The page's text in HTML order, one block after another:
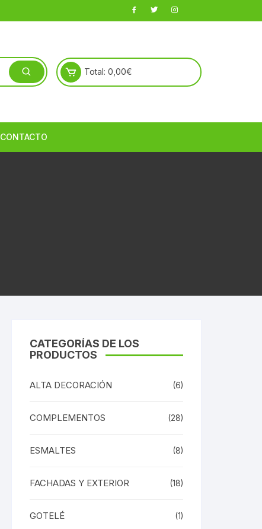
Total: 0,00€
CONTACTO
CATEGORÍAS DE LOS
PRODUCTOS
ALTA DECORACIÓN (6)
COMPLEMENTOS (28)
ESMALTES (8)
FACHADAS Y EXTERIOR (18)
GOTELÉ (1)